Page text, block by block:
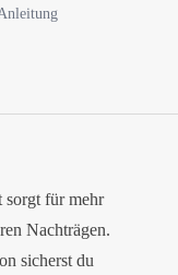
sorgt für mehr
Nachträgen.
sicherst du